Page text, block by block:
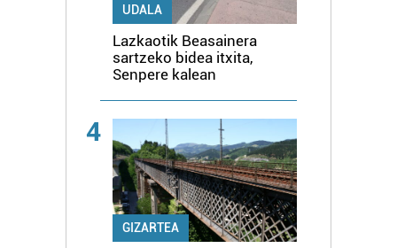
UDALA
Lazkaotik Beasainera
sartzeko bidea itxita,
Senpere kalean
4
GIZARTEA